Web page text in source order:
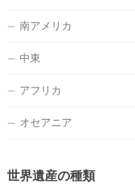
南アメリカ
中東
アフリカ
オセアニア
世界遺産の種類